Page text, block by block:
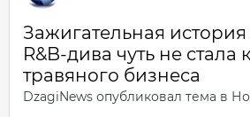
Зажигательная история
R&B-дива чуть не стала
травяного бизнеса
DzagiNews опубликовал тема в